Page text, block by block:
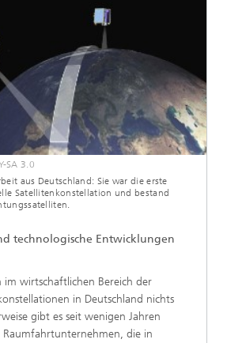
SA 3.0
aus Deutschland: Sie war die erste
Satellitenkonstellation und bestand
technologische Entwicklungen
im wirtschaftlichen Bereich der
in Deutschland nichts
gibt es seit wenigen Jahren
die in